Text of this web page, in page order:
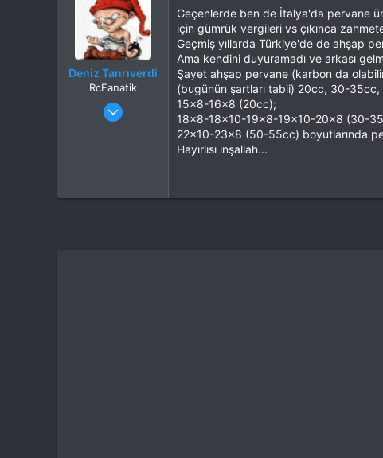
Konum
Denizli
İlgi Alanı
Hepsi
Deniz Tanrıverdi
RcFanatik
1 Eki 2014
Mesajlar
Geçenlerde ben de İtalya'da pervane
için gümrük vergileri vs çıkınca
Geçmiş yıllarda Türkiye'de de ahşap
Ama kendini duyuramadı ve arkası
Şayet ahşap pervane (karbon da
(bugünün şartları tabii) 20cc, 30-
15x8-16x8 (20cc);
18x8-18x10-19x8-19x10-20x8 (30-
22x10-23x8 (50-55cc) boyutlarında
Hayırlısı inşallah...